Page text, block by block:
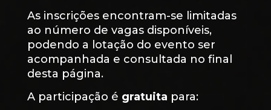
As inscrições encontram-se limitadas
ao número de vagas disponíveis,
podendo a lotação do evento ser
acompanhada e consultada no final
desta página.
A participação é gratuita para: